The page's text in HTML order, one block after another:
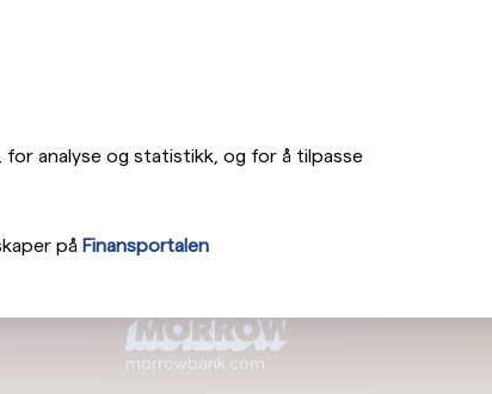
analyse og statistikk, og for å tilpasse
på Finansportalen
morrowbank.com